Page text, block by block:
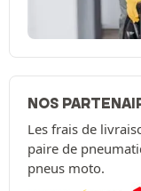
NOS
Les frais de
paire de
pneus moto.